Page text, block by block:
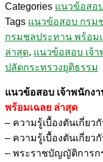
เจ้า
พนักงาน
เครื่อง
คอมพิวเตอร์
กรมชลประทาน
Categories แนวข้อสอ
Tags แนวข้อสอบ กรม
กรมชลประทาน พร้อม
ล่าสุด, แนวข้อสอบ เจ้
ปลัดกระทรวงยุติธรรม
แนวข้อสอบ เจ้าพนักง
พร้อมเฉลย ล่าสุด
– ความรู้เบื้องตันเกี่ยว
– ความรู้เบื้องตันเกี่ยว
– พระราชบัญญัติการก